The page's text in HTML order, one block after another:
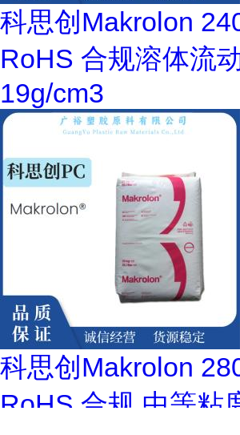
科思创Makrolon
RoHS 合规溶体流
19g/cm3
科思创Makrolon
RoHS 合规 中等粘